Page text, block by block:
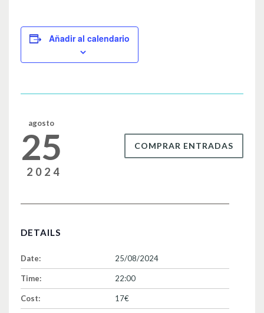
c
e
b
o
k
tt
er
ailm
p
ar
Añadir al calendario
agosto
25
2024
COMPRAR ENTRADAS
DETAILS
Date: 25/08/2024
Time: 22:00
Cost: 17€